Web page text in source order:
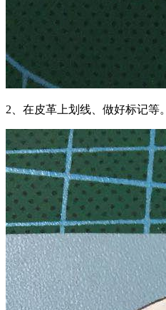
2、在皮革上划线、做好标记等。